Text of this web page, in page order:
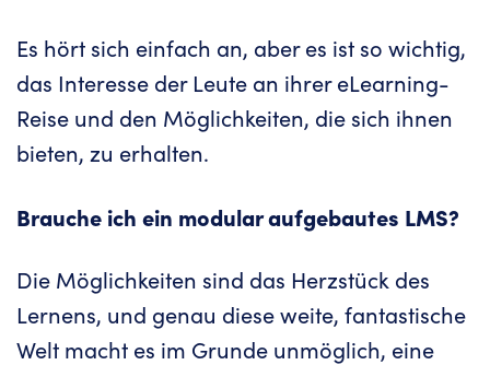
Es hört sich einfach an, aber es ist so wichtig,
das Interesse der Leute an ihrer eLearning-
Reise und den Möglichkeiten, die sich ihnen
bieten, zu erhalten.
Brauche ich ein modular aufgebautes LMS?
Die Möglichkeiten sind das Herzstück des
Lernens, und genau diese weite, fantastische
Welt macht es im Grunde unmöglich, eine